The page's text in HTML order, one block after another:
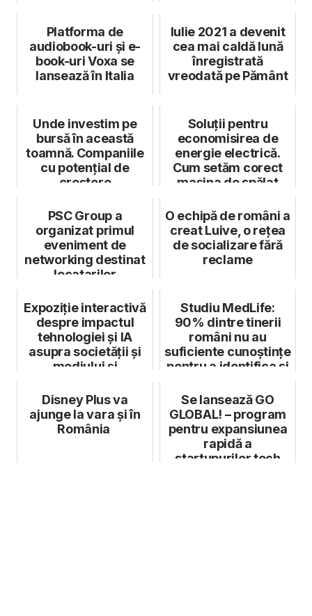
Platforma de
audiobook-uri și e-
book-uri Voxa se
lansează în Italia
Iulie 2021 a devenit
cea mai caldă lună
înregistrată
vreodată pe Pământ
Unde investim pe
bursă în această
toamnă. Companiile
cu potențial de
creștere
Soluții pentru
economisirea de
energie electrică.
Cum setăm corect
mașina de spălat
PSC Group a
organizat primul
eveniment de
networking destinat
locatarilor
Herăstrău
O echipă de români a
creat Luive, o rețea
de socializare fără
reclame
Expoziție interactivă
despre impactul
tehnologiei și IA
asupra societății și
mediului și
Studiu MedLife:
90% dintre tinerii
români nu au
suficiente cunoștințe
pentru a identifica și
Disney Plus va
ajunge la vara și în
România
Se lansează GO
GLOBAL! – program
pentru expansiunea
rapidă a
startupurilor tech